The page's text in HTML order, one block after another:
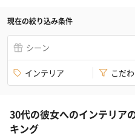
現在の絞り込み条件
シーン
インテリア こだ
30代の彼女へのインテリア
キング